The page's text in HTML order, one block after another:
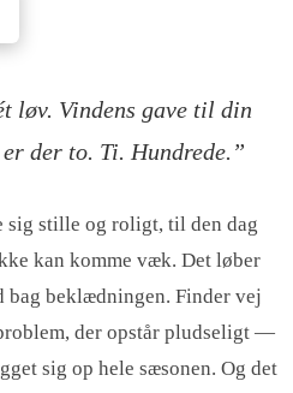
løv. Vindens gave til din
der to. Ti. Hundrede.”
sig stille og roligt, til den dag
kan komme væk. Det løber
bag beklædningen. Finder vej
der opstår pludseligt —
sig op hele sæsonen. Og det